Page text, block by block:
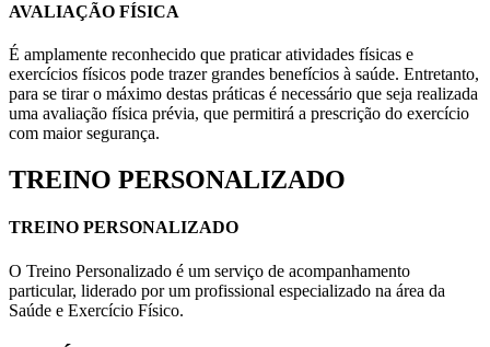
AVALIAÇÃO FÍSICA
É amplamente reconhecido que praticar atividades físicas e
exercícios físicos pode trazer grandes benefícios à saúde. Entretanto,
para se tirar o máximo destas práticas é necessário que seja realizada
uma avaliação física prévia, que permitirá a prescrição do exercício
com maior segurança.
TREINO PERSONALIZADO
TREINO PERSONALIZADO
O Treino Personalizado é um serviço de acompanhamento
particular, liderado por um profissional especializado na área da
Saúde e Exercício Físico.